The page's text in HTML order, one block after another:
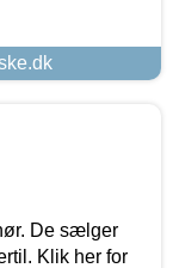
De sælger
Klik her for